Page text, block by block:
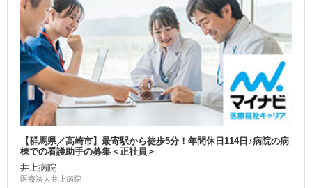
【群馬県／高崎市】最寄駅から徒歩5分！年間休日114日♪病院の病
棟での看護助手の募集＜正社員＞
井上病院
医療法人井上病院